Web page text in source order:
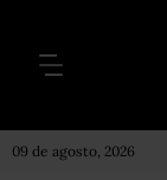
09 de agosto, 2026